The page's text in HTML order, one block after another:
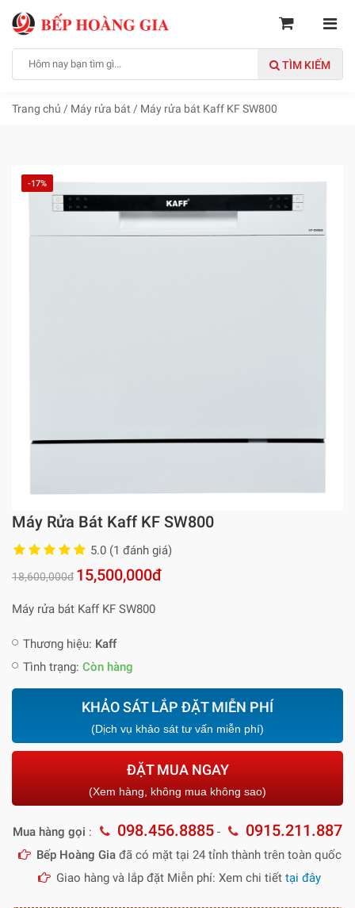
TÌM KIẾM
Trang chủ / Máy rửa bát / Máy rửa bát Kaff KF SW800
-17%
Máy Rửa Bát Kaff KF SW800
5.0 (1 đánh giá)
18,600,000đ 15,500,000đ
Máy rửa bát Kaff KF SW800
Thương hiệu: Kaff
Tình trạng: Còn hàng
KHẢO SÁT LẮP ĐẶT MIỄN PHÍ
(Dịch vụ khảo sát tư vấn miễn phí)
ĐẶT MUA NGAY
(Xem hàng, không mua không sao)
Mua hàng gọi : 098.456.8885 - 0915.211.887
Bếp Hoàng Giađã có mặt tại 24 tỉnh thành trên toàn quốc
Giao hàng và lắp đặt Miễn phí: Xem chi tiết tại đây